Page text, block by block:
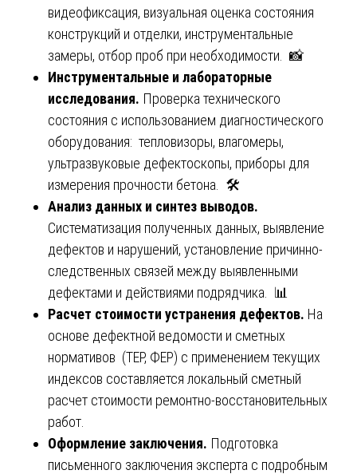
видеофиксация, визуальная оценка состояния
конструкций и отделки, инструментальные
замеры, отбор проб при необходимости. 📸
Инструментальные и лабораторные
исследования. Проверка технического
состояния с использованием диагностического
оборудования: тепловизоры, влагомеры,
ультразвуковые дефектоскопы, приборы для
измерения прочности бетона. 🛠️
Анализ данных и синтез выводов.
Систематизация полученных данных, выявление
дефектов и нарушений, установление причинно-
следственных связей между выявленными
дефектами и действиями подрядчика. 📊
Расчет стоимости устранения дефектов. На
основе дефектной ведомости и сметных
нормативов (ТЕР, ФЕР) с применением текущих
индексов составляется локальный сметный
расчет стоимости ремонтно-восстановительных
работ.
Оформление заключения. Подготовка
письменного заключения эксперта с подробным